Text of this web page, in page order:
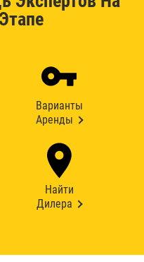
Варианты
Аренды
Найти
Дилера